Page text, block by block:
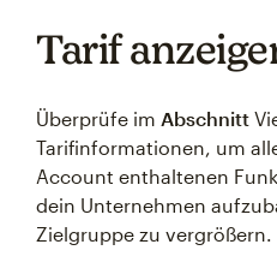
Tarif
Überprüfe im Abschnitt
Tarifinformationen, um
Account enthaltenen
dein Unternehmen
Zielgruppe zu vergrößern.